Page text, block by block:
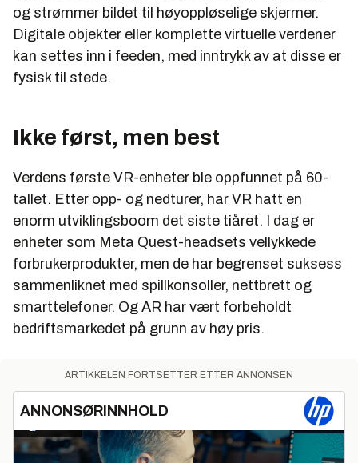
og strømmer bildet til høyoppløselige skjermer.
Digitale objekter eller komplette virtuelle verdener
kan settes inn i feeden, med inntrykk av at disse er
fysisk til stede.
Ikke først, men best
Verdens første VR-enheter ble oppfunnet på 60-
tallet. Etter opp- og nedturer, har VR hatt en
enorm utviklingsboom det siste tiåret. I dag er
enheter som Meta Quest-headsets vellykkede
forbrukerprodukter, men de har begrenset suksess
sammenliknet med spillkonsoller, nettbrett og
smarttelefoner. Og AR har vært forbeholdt
bedriftsmarkedet på grunn av høy pris.
ARTIKKELEN FORTSETTER ETTER ANNONSEN
ANNONSØRINNHOLD